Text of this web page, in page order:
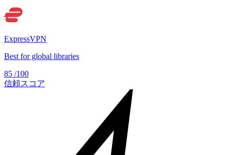
ExpressVPN
Best for global libraries
85 /100
信頼スコア